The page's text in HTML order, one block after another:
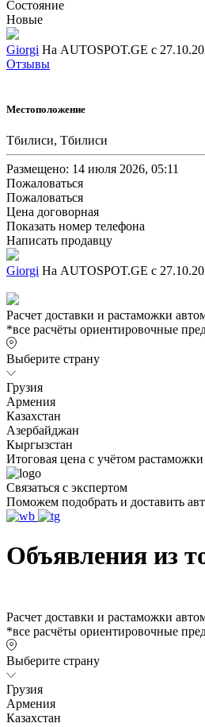
Состояние
Новые
Giorgi На AUTOSPOT.GE с
Отзывы
Местоположение
Тбилиси, Тбилиси
Размещено: 14 июля 2026, 05:11
Пожаловаться
Пожаловаться
Цена договорная
Показать номер телефона
Написать продавцу
Giorgi На AUTOSPOT.GE с
Расчет доставки и растаможки
*все расчёты ориентировочные
Выберите страну
Грузия
Армения
Казахстан
Азербайджан
Кыргызстан
Итоговая цена с учётом растаможки
Связаться с экспертом
Поможем подобрать и доставить
Объявления из
Расчет доставки и растаможки
*все расчёты ориентировочные
Выберите страну
Грузия
Армения
Казахстан